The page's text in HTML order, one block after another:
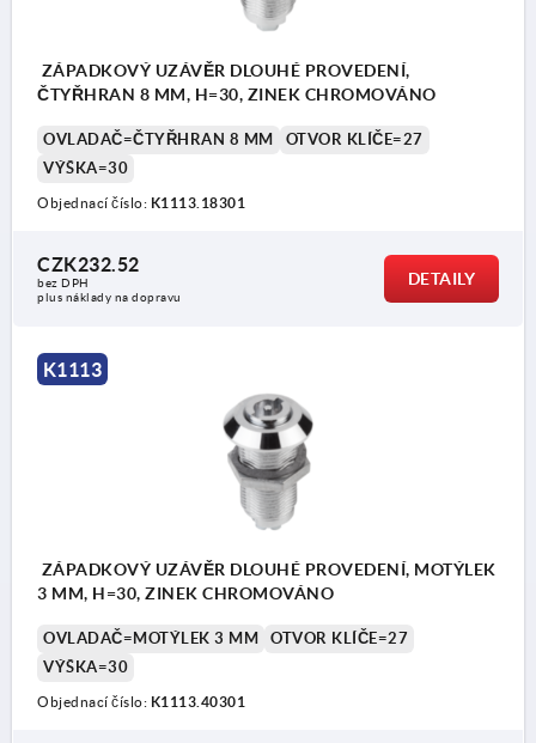
Ovládání:
a) čtyřhran 8 mm
ZÁPADKOVÝ UZÁVĚR DLOUHÉ PROVEDENÍ,
ČTYŘHRAN 8 MM, H=30, ZINEK CHROMOVÁNO
OVLADAČ=ČTYŘHRAN 8 MM
OTVOR KLÍČE=27
VÝŠKA=30
Objednací číslo: K1113.18301
CZK232.52
bez DPH
plus náklady na dopravu
DETAILY
K1113
ZÁPADKOVÝ UZÁVĚR DLOUHÉ PROVEDENÍ, MOTÝLEK
3 MM, H=30, ZINEK CHROMOVÁNO
OVLADAČ=MOTÝLEK 3 MM
OTVOR KLÍČE=27
VÝŠKA=30
Objednací číslo: K1113.40301